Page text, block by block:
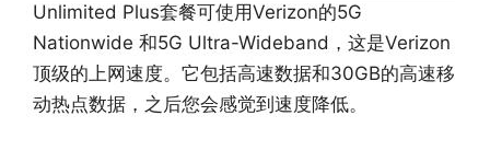
Unlimited Plus套餐可使用Verizon的5G
Nationwide 和5G Ultra-Wideband，这是Verizon
顶级的上网速度。它包括高速数据和30GB的高速移
动热点数据，之后您会感觉到速度降低。